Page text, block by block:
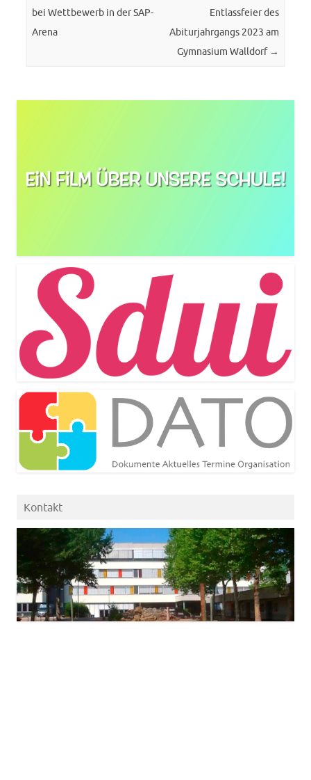
bei Wettbewerb in der SAP-
Arena
Entlassfeier des
Abiturjahrgangs 2023 am
Gymnasium Walldorf →
Kontakt